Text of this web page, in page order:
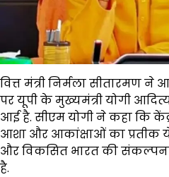
वित्त मंत्री निर्मला
पर यूपी के मुख्यमंत्री योगी
आई है. सीएम योगी ने कहा कि
आशा और आकांक्षाओं का प्रतीक
और विकसित भारत की संकल्पना
है.